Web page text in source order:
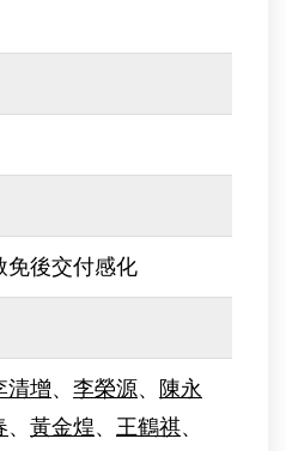
免後交付感化
清增、 李榮源、
陳永
、 黃金煌、 王鶴祺、